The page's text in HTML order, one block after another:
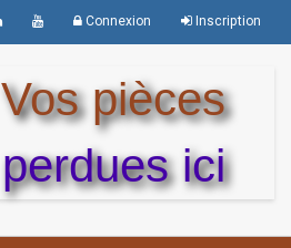
Connexion Inscription
Vos pièces
perdues ici